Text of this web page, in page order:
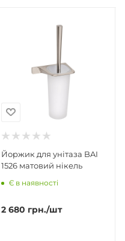
Йоржик для унітаза BAI
1526 матовий нікель
Є в наявності
2 680 грн./шт